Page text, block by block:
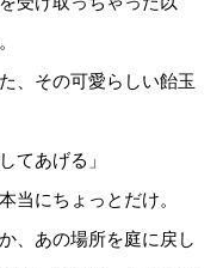
、その可愛らしい飴玉
てあげる」
当にちょっとだけ。
、あの場所を庭に戻し